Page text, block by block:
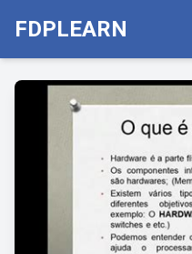
FDPLEARN